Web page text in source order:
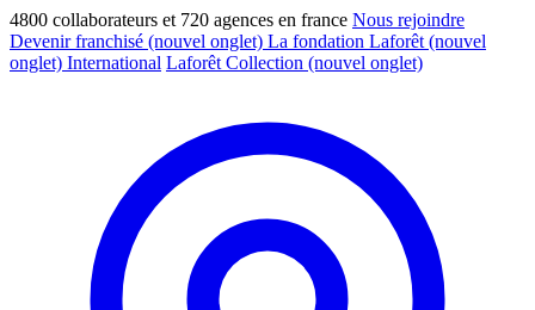
4800 collaborateurs et 720 agences en france Nous rejoindre
Devenir franchisé (nouvel onglet) La fondation Laforêt (nouvel
onglet) International Laforêt Collection (nouvel onglet)